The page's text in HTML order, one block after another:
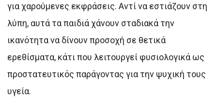
για χαρούμενες εκφράσεις. Αντί να εστιάζουν στη
λύπη, αυτά τα παιδιά χάνουν σταδιακά την
ικανότητα να δίνουν προσοχή σε θετικά
ερεθίσματα, κάτι που λειτουργεί φυσιολογικά ως
προστατευτικός παράγοντας για την ψυχική τους
υγεία.